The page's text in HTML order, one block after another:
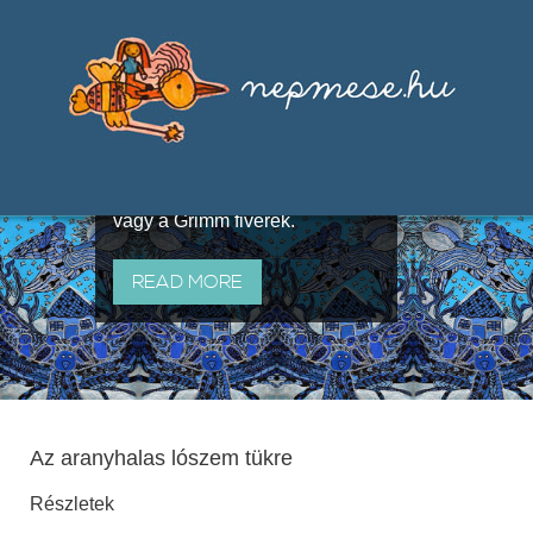
útján terjedő elbeszélésekből,
melyeket olyan ismert gyűjtők
állítottak össze, mint Benedek
vagy a Grimm fivérek.
READ MORE
Az aranyhalas lószem tükre
Részletek